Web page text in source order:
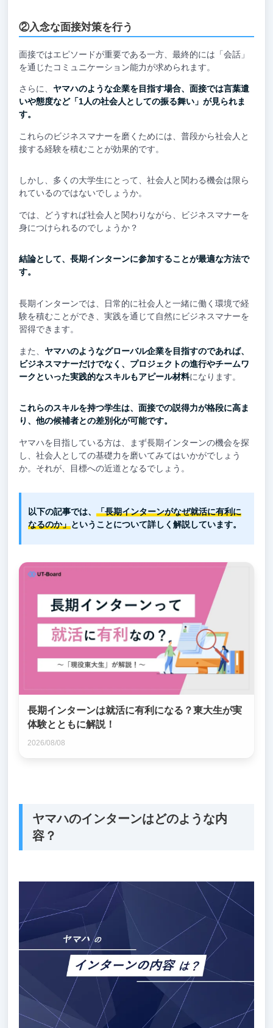
②入念な面接対策を行う
面接ではエピソードが重要である一方、最終的には「会話」
を通じたコミュニケーション能力が求められます。
さらに、 ヤマハのような企業を目指す場合、面接では言葉遣
いや態度など「1人の社会人としての振る舞い」が見られま
す。
これらのビジネスマナーを磨くためには、普段から社会人と
接する経験を積むことが効果的です。
しかし、多くの大学生にとって、社会人と関わる機会は限ら
れているのではないでしょうか。
では、どうすれば社会人と関わりながら、ビジネスマナーを
身につけられるのでしょうか？
結論として、長期インターンに参加することが最適な方法で
す。
長期インターンでは、日常的に社会人と一緒に働く環境で経
験を積むことができ、実践を通じて自然にビジネスマナーを
習得できます。
また、 ヤマハのようなグローバル企業を目指すのであれば、
ビジネスマナーだけでなく、プロジェクトの進行やチームワ
ークといった実践的なスキルもアピール材料になります。
これらのスキルを持つ学生は、面接での説得力が格段に高ま
り、他の候補者との差別化が可能です。
ヤマハを目指している方は、まず長期インターンの機会を探
し、社会人としての基礎力を磨いてみてはいかがでしょう
か。それが、目標への近道となるでしょう。
以下の記事では、「長期インターンがなぜ就活に有利に
なるのか」ということについて詳しく解説しています。
長期インターンは就活に有利になる？東大生が実
体験とともに解説！
2026/08/08
ヤマハのインターンはどのような内
容？